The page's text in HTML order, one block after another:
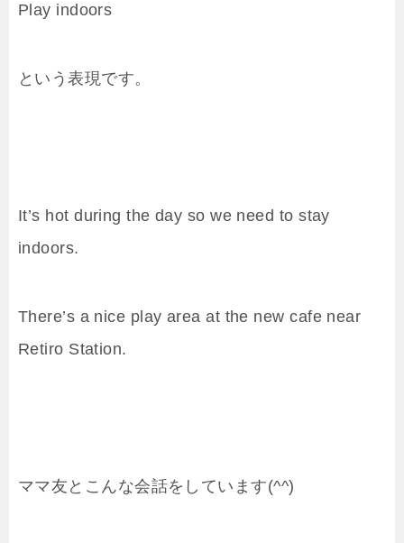
Play indoors
という表現です。
It’s hot during the day so we need to stay
indoors.
There’s a nice play area at the new cafe near
Retiro Station.
ママ友とこんな会話をしています(^^)